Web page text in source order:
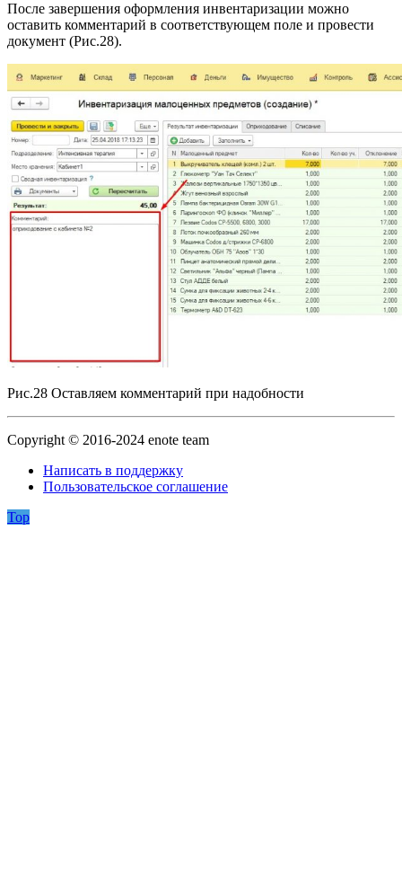
После завершения оформления инвентаризации можно
оставить комментарий в соответствующем поле и провести
документ (Рис.28).
Рис.28 Оставляем комментарий при надобности
Copyright © 2016-2024 enote team
Написать в поддержку
Пользовательское соглашение
Top